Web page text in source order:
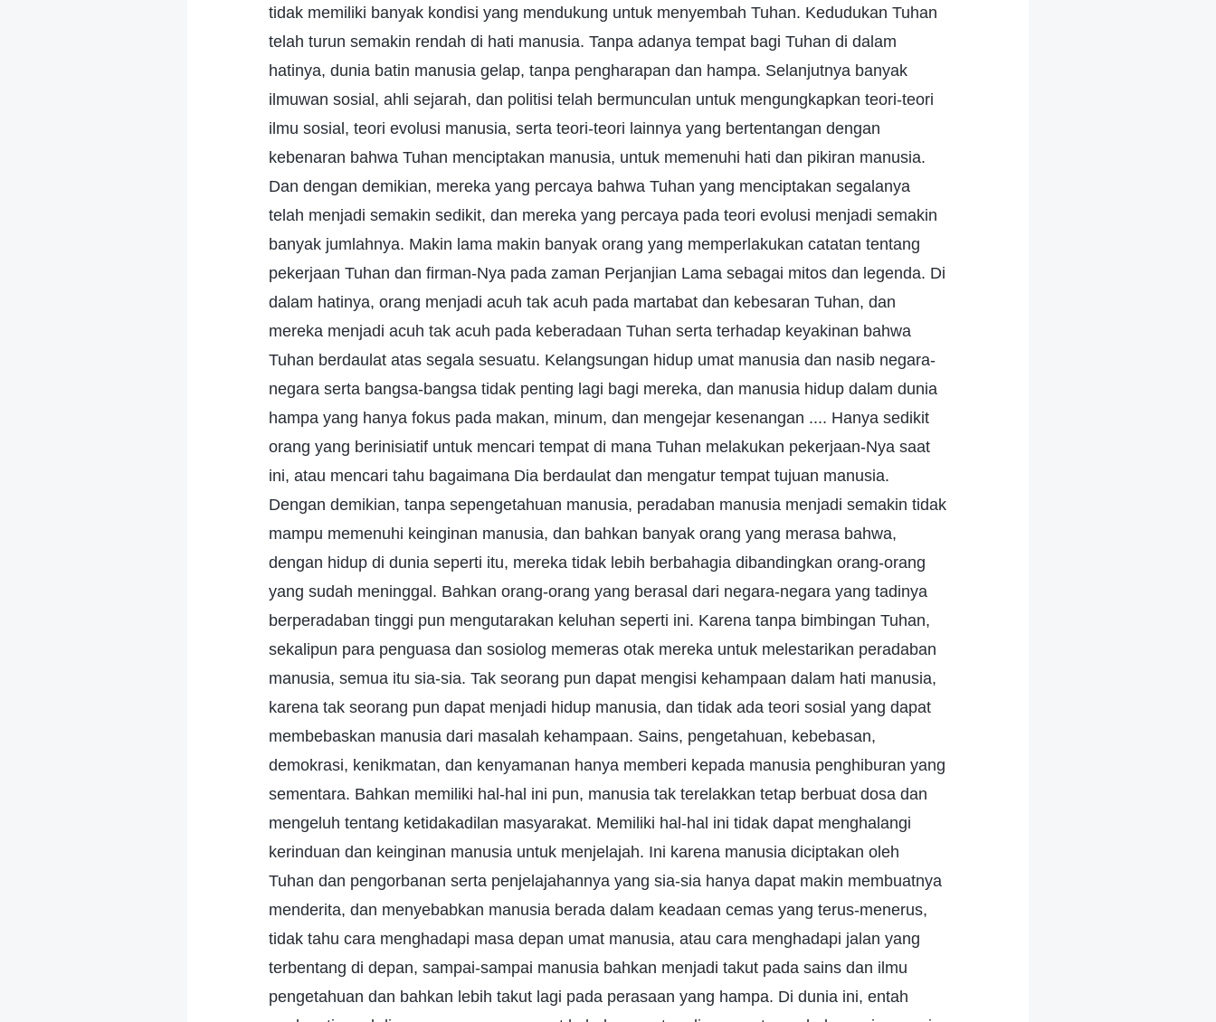
tidak memiliki banyak kondisi yang mendukung untuk menyembah Tuhan. Kedudukan Tuhan
telah turun semakin rendah di hati manusia. Tanpa adanya tempat bagi Tuhan di dalam
hatinya, dunia batin manusia gelap, tanpa pengharapan dan hampa. Selanjutnya banyak
ilmuwan sosial, ahli sejarah, dan politisi telah bermunculan untuk mengungkapkan teori-teori
ilmu sosial, teori evolusi manusia, serta teori-teori lainnya yang bertentangan dengan
kebenaran bahwa Tuhan menciptakan manusia, untuk memenuhi hati dan pikiran manusia.
Dan dengan demikian, mereka yang percaya bahwa Tuhan yang menciptakan segalanya
telah menjadi semakin sedikit, dan mereka yang percaya pada teori evolusi menjadi semakin
banyak jumlahnya. Makin lama makin banyak orang yang memperlakukan catatan tentang
pekerjaan Tuhan dan firman-Nya pada zaman Perjanjian Lama sebagai mitos dan legenda. Di
dalam hatinya, orang menjadi acuh tak acuh pada martabat dan kebesaran Tuhan, dan
mereka menjadi acuh tak acuh pada keberadaan Tuhan serta terhadap keyakinan bahwa
Tuhan berdaulat atas segala sesuatu. Kelangsungan hidup umat manusia dan nasib negara-
negara serta bangsa-bangsa tidak penting lagi bagi mereka, dan manusia hidup dalam dunia
hampa yang hanya fokus pada makan, minum, dan mengejar kesenangan .... Hanya sedikit
orang yang berinisiatif untuk mencari tempat di mana Tuhan melakukan pekerjaan-Nya saat
ini, atau mencari tahu bagaimana Dia berdaulat dan mengatur tempat tujuan manusia.
Dengan demikian, tanpa sepengetahuan manusia, peradaban manusia menjadi semakin tidak
mampu memenuhi keinginan manusia, dan bahkan banyak orang yang merasa bahwa,
dengan hidup di dunia seperti itu, mereka tidak lebih berbahagia dibandingkan orang-orang
yang sudah meninggal. Bahkan orang-orang yang berasal dari negara-negara yang tadinya
berperadaban tinggi pun mengutarakan keluhan seperti ini. Karena tanpa bimbingan Tuhan,
sekalipun para penguasa dan sosiolog memeras otak mereka untuk melestarikan peradaban
manusia, semua itu sia-sia. Tak seorang pun dapat mengisi kehampaan dalam hati manusia,
karena tak seorang pun dapat menjadi hidup manusia, dan tidak ada teori sosial yang dapat
membebaskan manusia dari masalah kehampaan. Sains, pengetahuan, kebebasan,
demokrasi, kenikmatan, dan kenyamanan hanya memberi kepada manusia penghiburan yang
sementara. Bahkan memiliki hal-hal ini pun, manusia tak terelakkan tetap berbuat dosa dan
mengeluh tentang ketidakadilan masyarakat. Memiliki hal-hal ini tidak dapat menghalangi
kerinduan dan keinginan manusia untuk menjelajah. Ini karena manusia diciptakan oleh
Tuhan dan pengorbanan serta penjelajahannya yang sia-sia hanya dapat makin membuatnya
menderita, dan menyebabkan manusia berada dalam keadaan cemas yang terus-menerus,
tidak tahu cara menghadapi masa depan umat manusia, atau cara menghadapi jalan yang
terbentang di depan, sampai-sampai manusia bahkan menjadi takut pada sains dan ilmu
pengetahuan dan bahkan lebih takut lagi pada perasaan yang hampa. Di dunia ini, entah